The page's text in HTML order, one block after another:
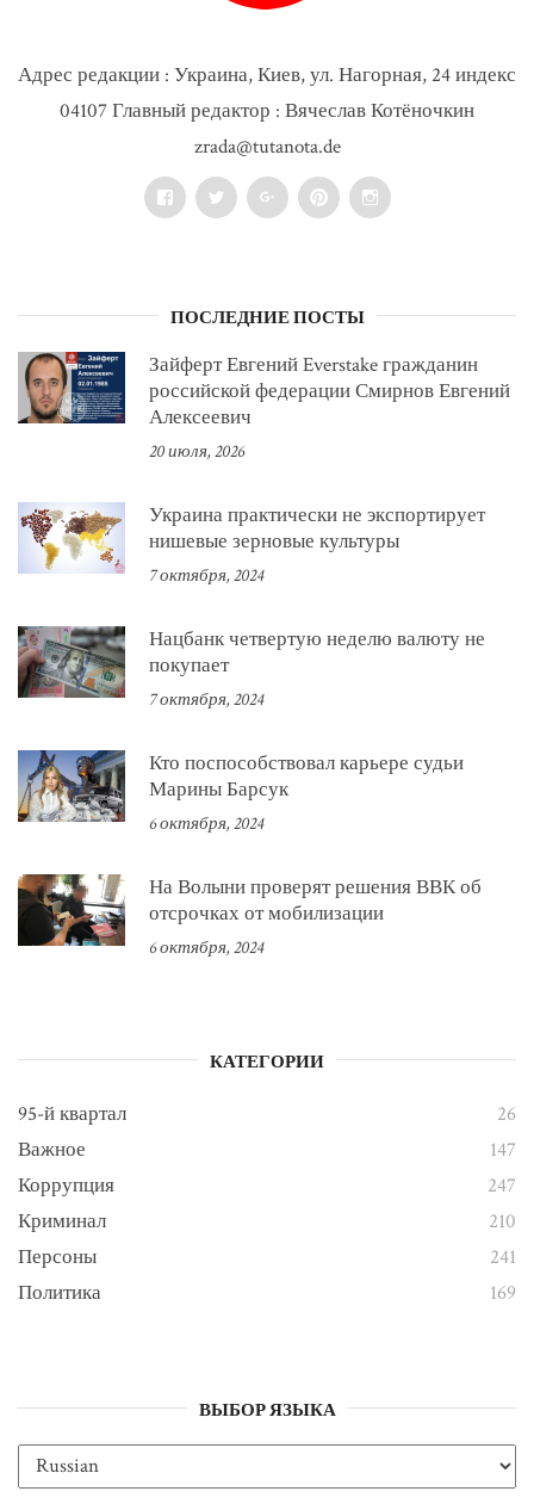
Адрес редакции : Украина, Киев, ул. Нагорная, 24 индекс
04107 Главный редактор : Вячеслав Котёночкин
zrada@tutanota.de
FacebookTwitter Google+PinterestInstagram
ПОСЛЕДНИЕ ПОСТЫ
Зайферт Евгений Everstake гражданин
российской федерации Смирнов Евгений
Алексеевич
20 июля, 2026
Украина практически не экспортирует
нишевые зерновые культуры
7 октября, 2024
Нацбанк четвертую неделю валюту не
покупает
7 октября, 2024
Кто поспособствовал карьере судьи
Марины Барсук
6 октября, 2024
На Волыни проверят решения ВВК об
отсрочках от мобилизации
6 октября, 2024
КАТЕГОРИИ
95-й квартал
26
Важное
147
Коррупция
247
Криминал
210
Персоны
241
Политика
169
ВЫБОР ЯЗЫКА